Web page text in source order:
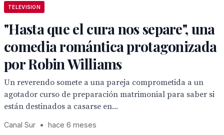
TELEVISION
"Hasta que el cura nos separe", una
comedia romántica protagonizada
por Robin Williams
Un reverendo somete a una pareja comprometida a un
agotador curso de preparación matrimonial para saber si
están destinados a casarse en...
Canal Sur • hace 6 meses